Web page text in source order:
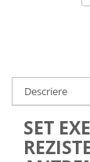
Descriere
SET